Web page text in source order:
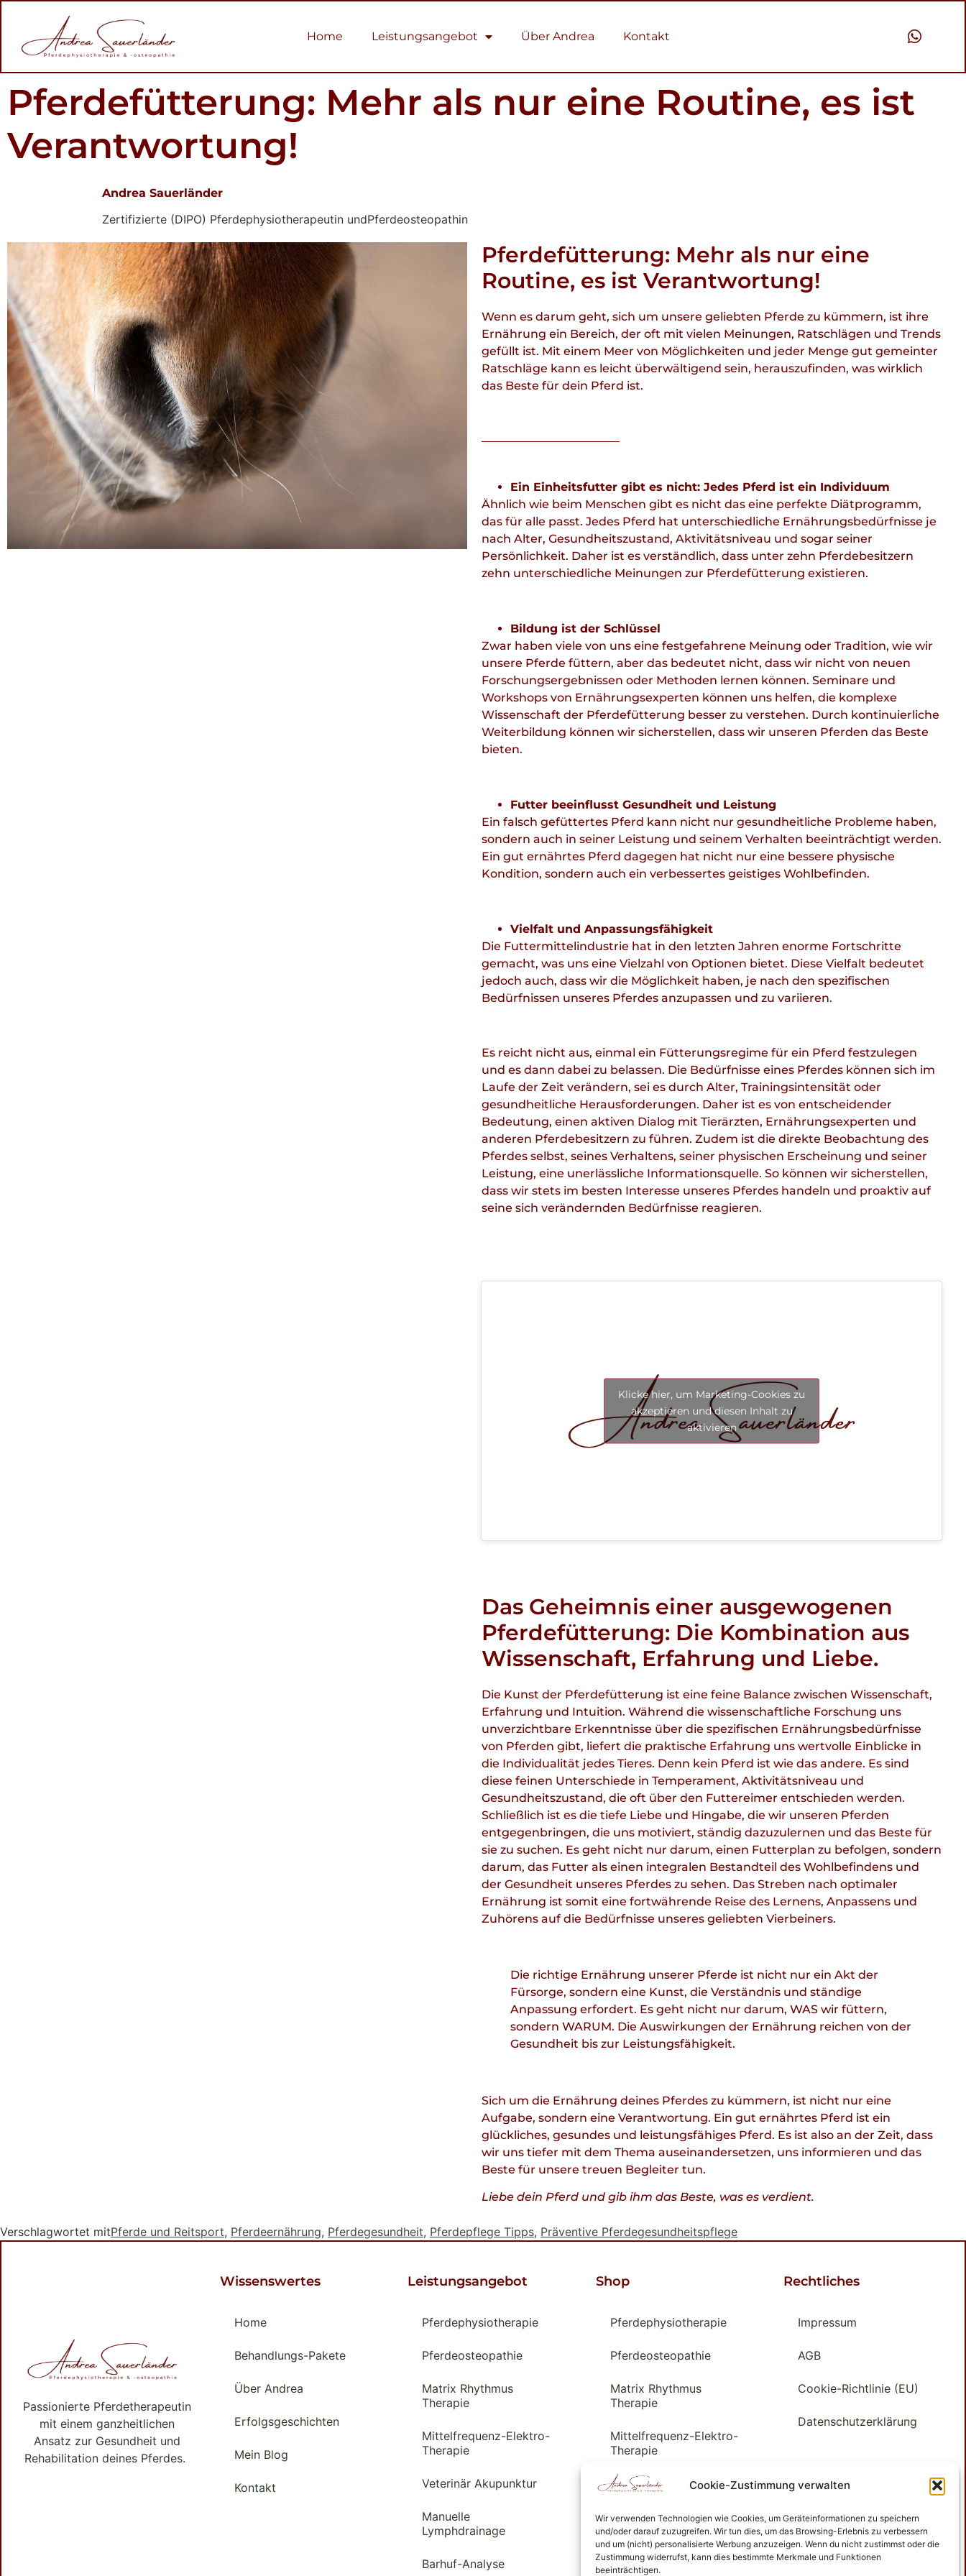
Cookie-Zustimmung verwalten
Wir verwenden Technologien wie Cookies, um Geräteinformationen zu speichern
und/oder darauf zuzugreifen. Wir tun dies, um das Browsing-Erlebnis zu verbessern
und um (nicht) personalisierte Werbung anzuzeigen. Wenn du nicht zustimmst oder die
Zustimmung widerrufst, kann dies bestimmte Merkmale und Funktionen
beeinträchtigen.
Home Leistungsangebot Über Andrea Kontakt
Pferdefütterung: Mehr als nur eine Routine, es ist
Verantwortung!
Andrea Sauerländer
Zertifizierte (DIPO) Pferdephysiotherapeutin undPferdeosteopathin
Pferdefütterung: Mehr als nur eine
Routine, es ist Verantwortung!
Wenn es darum geht, sich um unsere geliebten Pferde zu kümmern, ist ihre
Ernährung ein Bereich, der oft mit vielen Meinungen, Ratschlägen und Trends
gefüllt ist. Mit einem Meer von Möglichkeiten und jeder Menge gut gemeinter
Ratschläge kann es leicht überwältigend sein, herauszufinden, was wirklich
das Beste für dein Pferd ist.
Ein Einheitsfutter gibt es nicht: Jedes Pferd ist ein Individuum
Ähnlich wie beim Menschen gibt es nicht das eine perfekte Diätprogramm,
das für alle passt. Jedes Pferd hat unterschiedliche Ernährungsbedürfnisse je
nach Alter, Gesundheitszustand, Aktivitätsniveau und sogar seiner
Persönlichkeit. Daher ist es verständlich, dass unter zehn Pferdebesitzern
zehn unterschiedliche Meinungen zur Pferdefütterung existieren.
Bildung ist der Schlüssel
Zwar haben viele von uns eine festgefahrene Meinung oder Tradition, wie wir
unsere Pferde füttern, aber das bedeutet nicht, dass wir nicht von neuen
Forschungsergebnissen oder Methoden lernen können. Seminare und
Workshops von Ernährungsexperten können uns helfen, die komplexe
Wissenschaft der Pferdefütterung besser zu verstehen. Durch kontinuierliche
Weiterbildung können wir sicherstellen, dass wir unseren Pferden das Beste
bieten.
Futter beeinflusst Gesundheit und Leistung
Ein falsch gefüttertes Pferd kann nicht nur gesundheitliche Probleme haben,
sondern auch in seiner Leistung und seinem Verhalten beeinträchtigt werden.
Ein gut ernährtes Pferd dagegen hat nicht nur eine bessere physische
Kondition, sondern auch ein verbessertes geistiges Wohlbefinden.
Vielfalt und Anpassungsfähigkeit
Die Futtermittelindustrie hat in den letzten Jahren enorme Fortschritte
gemacht, was uns eine Vielzahl von Optionen bietet. Diese Vielfalt bedeutet
jedoch auch, dass wir die Möglichkeit haben, je nach den spezifischen
Bedürfnissen unseres Pferdes anzupassen und zu variieren.
Es reicht nicht aus, einmal ein Fütterungsregime für ein Pferd festzulegen
und es dann dabei zu belassen. Die Bedürfnisse eines Pferdes können sich im
Laufe der Zeit verändern, sei es durch Alter, Trainingsintensität oder
gesundheitliche Herausforderungen. Daher ist es von entscheidender
Bedeutung, einen aktiven Dialog mit Tierärzten, Ernährungsexperten und
anderen Pferdebesitzern zu führen. Zudem ist die direkte Beobachtung des
Pferdes selbst, seines Verhaltens, seiner physischen Erscheinung und seiner
Leistung, eine unerlässliche Informationsquelle. So können wir sicherstellen,
dass wir stets im besten Interesse unseres Pferdes handeln und proaktiv auf
seine sich verändernden Bedürfnisse reagieren.
Klicke hier, um Marketing-Cookies zu
akzeptieren und diesen Inhalt zu
aktivieren
Das Geheimnis einer ausgewogenen
Pferdefütterung: Die Kombination aus
Wissenschaft, Erfahrung und Liebe.
Die Kunst der Pferdefütterung ist eine feine Balance zwischen Wissenschaft,
Erfahrung und Intuition. Während die wissenschaftliche Forschung uns
unverzichtbare Erkenntnisse über die spezifischen Ernährungsbedürfnisse
von Pferden gibt, liefert die praktische Erfahrung uns wertvolle Einblicke in
die Individualität jedes Tieres. Denn kein Pferd ist wie das andere. Es sind
diese feinen Unterschiede in Temperament, Aktivitätsniveau und
Gesundheitszustand, die oft über den Futtereimer entschieden werden.
Schließlich ist es die tiefe Liebe und Hingabe, die wir unseren Pferden
entgegenbringen, die uns motiviert, ständig dazuzulernen und das Beste für
sie zu suchen. Es geht nicht nur darum, einen Futterplan zu befolgen, sondern
darum, das Futter als einen integralen Bestandteil des Wohlbefindens und
der Gesundheit unseres Pferdes zu sehen. Das Streben nach optimaler
Ernährung ist somit eine fortwährende Reise des Lernens, Anpassens und
Zuhörens auf die Bedürfnisse unseres geliebten Vierbeiners.
Die richtige Ernährung unserer Pferde ist nicht nur ein Akt der
Fürsorge, sondern eine Kunst, die Verständnis und ständige
Anpassung erfordert. Es geht nicht nur darum, WAS wir füttern,
sondern WARUM. Die Auswirkungen der Ernährung reichen von der
Gesundheit bis zur Leistungsfähigkeit.
Sich um die Ernährung deines Pferdes zu kümmern, ist nicht nur eine
Aufgabe, sondern eine Verantwortung. Ein gut ernährtes Pferd ist ein
glückliches, gesundes und leistungsfähiges Pferd. Es ist also an der Zeit, dass
wir uns tiefer mit dem Thema auseinandersetzen, uns informieren und das
Beste für unsere treuen Begleiter tun.
Liebe dein Pferd und gib ihm das Beste, was es verdient.
Verschlagwortet mitPferde und Reitsport, Pferdeernährung, Pferdegesundheit, Pferdepflege Tipps, Präventive Pferdegesundheitspflege
Passionierte Pferdetherapeutin
mit einem ganzheitlichen
Ansatz zur Gesundheit und
Rehabilitation deines Pferdes.
Wissenswertes
Home
Behandlungs-Pakete
Über Andrea
Erfolgsgeschichten
Mein Blog
Kontakt
Leistungsangebot
Pferdephysiotherapie
Pferdeosteopathie
Matrix Rhythmus
Therapie
Mittelfrequenz-Elektro-
Therapie
Veterinär Akupunktur
Manuelle
Lymphdrainage
Barhuf-Analyse
Shop
Pferdephysiotherapie
Pferdeosteopathie
Matrix Rhythmus
Therapie
Mittelfrequenz-Elektro-
Therapie
Veterinär Akupunktur
Manuelle
Lymphdrainage
Barhuf-Analyse
Rechtliches
Impressum
AGB
Cookie-Richtlinie (EU)
Datenschutzerklärung